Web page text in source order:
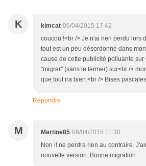
K kimcat 06/04/2015 17:42
coucou !<br /> Je n'ai rien perdu lors
tout est un peu désordonné dans
cause de cette publicité polluante sur
"migrer" (sans le fermer) sur<br />
que tout ira bien.<br /> Bises
Répondre
M Martine85 06/04/2015 11:30
Non il ne perdra rien au contraire.
nouvelle version. Bonne migration